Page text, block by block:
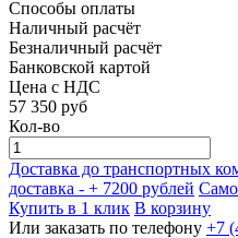
Способы оплаты
Наличный расчёт
Безналичный расчёт
Банковской картой
Цена с НДС
57 350 руб
Кол-во
Доставка до транспортных
доставка - + 7200 рублей
Купить в 1 клик В корзину
Или заказать по телефону +7